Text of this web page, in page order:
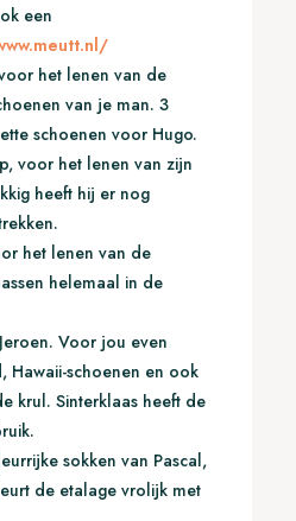
een
het lenen van de
van je man. 3
schoenen voor Hugo.
voor het lenen van zijn
heeft hij er nog
het lenen van de
helemaal in de
Voor jou even
Hawaii-schoenen en ook
krul. Sinterklaas heeft de
sokken van Pascal,
de etalage vrolijk met